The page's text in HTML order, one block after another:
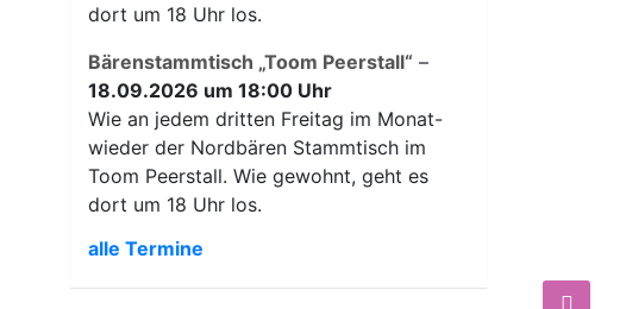
dort um 18 Uhr los.
Bärenstammtisch „Toom Peerstall“ –
18.09.2026 um 18:00 Uhr
Wie an jedem dritten Freitag im Monat-
wieder der Nordbären Stammtisch im
Toom Peerstall. Wie gewohnt, geht es
dort um 18 Uhr los.
alle Termine